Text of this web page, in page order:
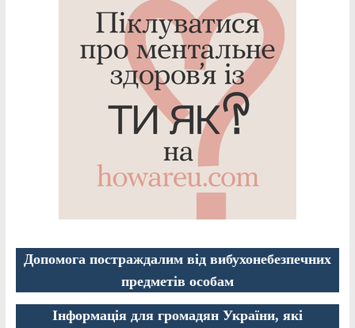
Допомога постраждалим від вибухонебезпечних
предметів особам
Інформація для громадян України, які